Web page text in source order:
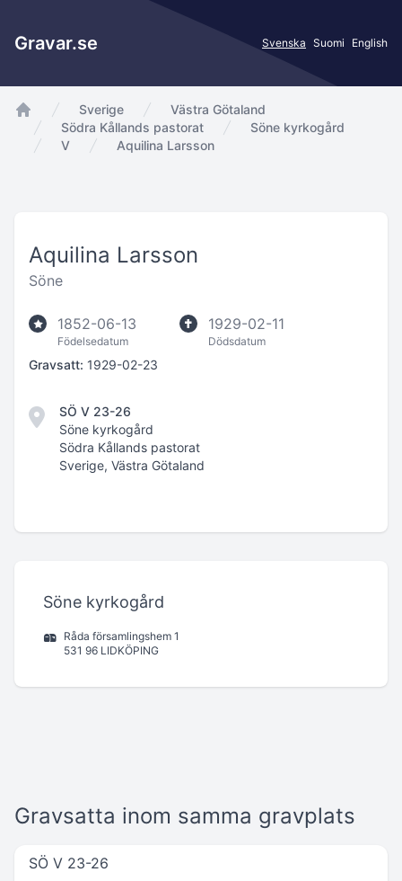
Gravar.se Svenska Suomi English
app.Start
Sverige
Västra Götaland
Södra Kållands pastorat
Söne kyrkogård
V
Aquilina Larsson
Aquilina Larsson
Söne
1852-06-13
Födelsedatum
1929-02-11
Dödsdatum
Gravsatt: 1929-02-23
SÖ V 23-26
Söne kyrkogård
Södra Kållands pastorat
Sverige, Västra Götaland
Söne kyrkogård
Råda församlingshem 1
531 96 LIDKÖPING
Gravsatta inom samma gravplats
SÖ V 23-26